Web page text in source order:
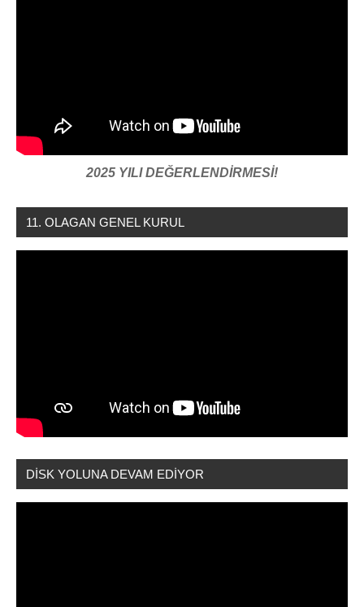
2025 YILI DEĞERLENDİRMESİ!
11. OLAGAN GENEL KURUL
DİSK YOLUNA DEVAM EDİYOR